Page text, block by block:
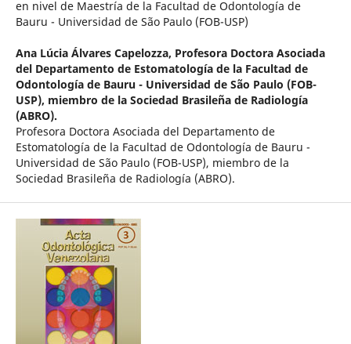
en nivel de Maestría de la Facultad de Odontología de
Bauru - Universidad de São Paulo (FOB-USP)
Ana Lúcia Álvares Capelozza, Profesora Doctora Asociada
del Departamento de Estomatología de la Facultad de
Odontología de Bauru - Universidad de São Paulo (FOB-
USP), miembro de la Sociedad Brasileña de Radiología
(ABRO).
Profesora Doctora Asociada del Departamento de
Estomatología de la Facultad de Odontología de Bauru -
Universidad de São Paulo (FOB-USP), miembro de la
Sociedad Brasileña de Radiología (ABRO).